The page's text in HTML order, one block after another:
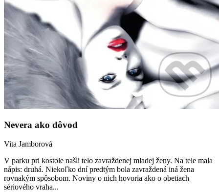
Nevera ako dôvod
Vita Jamborová
V parku pri kostole našli telo zavraždenej mladej ženy. Na tele mala
nápis: druhá. Niekoľko dní predtým bola zavraždená iná žena
rovnakým spôsobom. Noviny o nich hovoria ako o obetiach
sériového vraha...